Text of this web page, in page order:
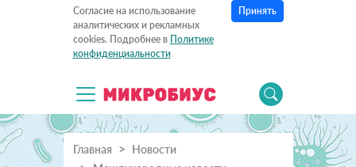
Согласие на использование
аналитических и рекламных
cookies. Подробнее в Политике
конфиденциальности
Принять
Главная
Новости